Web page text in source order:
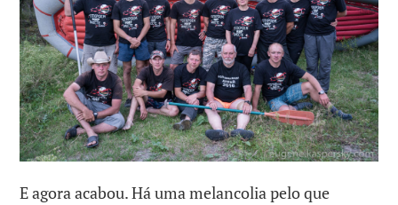
E agora acabou. Há uma melancolia pelo que